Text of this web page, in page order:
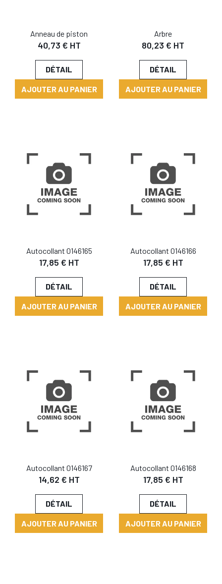
Anneau de piston
40,73 € HT
DÉTAIL
AJOUTER AU PANIER
Arbre
80,23 € HT
DÉTAIL
AJOUTER AU PANIER
Autocollant 0146165
17,85 € HT
DÉTAIL
AJOUTER AU PANIER
Autocollant 0146166
17,85 € HT
DÉTAIL
AJOUTER AU PANIER
Autocollant 0146167
14,62 € HT
DÉTAIL
AJOUTER AU PANIER
Autocollant 0146168
17,85 € HT
DÉTAIL
AJOUTER AU PANIER